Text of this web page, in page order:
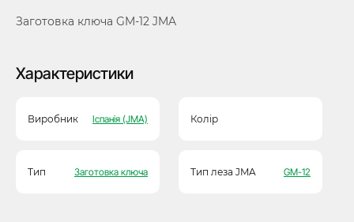
Заготовка ключа GM-12 JMA
Характеристики
Виробник Іспанія (JMA) Колір
Тип Заготовка ключа Тип леза JMA GM-12